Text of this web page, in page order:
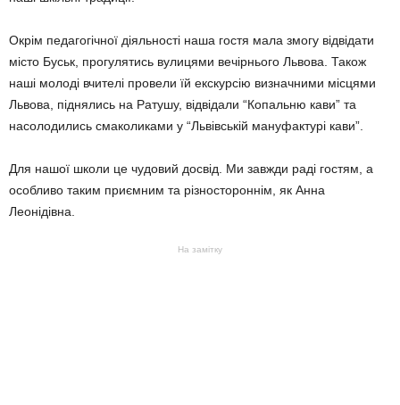
Окрім педагогічної діяльності наша гостя мала змогу відвідати
місто Буськ, прогулятись вулицями вечірнього Львова. Також
наші молоді вчителі провели їй екскурсію визначними місцями
Львова, піднялись на Ратушу, відвідали “Копальню кави” та
насолодились смаколиками у “Львівській мануфактурі кави”.
Для нашої школи це чудовий досвід. Ми завжди раді гостям, а
особливо таким приємним та різностороннім, як Анна
Леонідівна.
На замітку